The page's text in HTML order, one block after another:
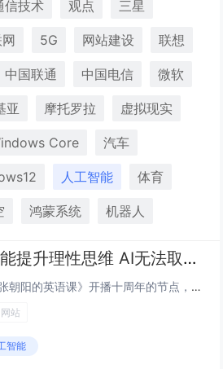
信技术 观点 三星
5G 网站建设 联想
中国联通 中国电信 微软
亚 摩托罗拉 虚拟现实
Core 汽车
人工智能 体育
鸿蒙系统 机器人
张朝阳：学好英语能提升理性思维 AI无法取代新闻网站因人类要看的是视角
快科技8月7日消息，在《张朝阳的英语课》开播十周年的节点，搜狐创始人、董事局主席兼首席执行官张朝阳公开发声，分享了自己对AI技术冲击传统新闻行业的独到看法。张朝阳坦言，最近两年人工智能技术迭代速度非常快，整个行业已经发生了深刻变革，但他始终...
站
智能